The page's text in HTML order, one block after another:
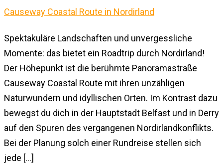
Spektakuläre Landschaften und unvergessliche
Momente: das bietet ein Roadtrip durch Nordirland!
Der Höhepunkt ist die berühmte Panoramastraße
Causeway Coastal Route mit ihren unzähligen
Naturwundern und idyllischen Orten. Im Kontrast dazu
bewegst du dich in der Hauptstadt Belfast und in Derry
auf den Spuren des vergangenen Nordirlandkonflikts.
Bei der Planung solch einer Rundreise stellen sich
jede […]